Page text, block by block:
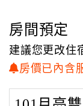
地
圖
顧
房間預定
建議您更改住
房價已內含